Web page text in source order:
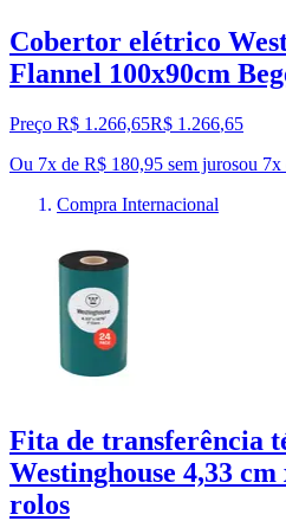
Cobertor elétrico
Flannel 100x90cm
Preço R$ 1.266,65R$ 1.266,65
Ou 7x de R$ 180,95 sem jurosou 7x
Compra Internacional
Fita de transferência
Westinghouse 4,33
rolos